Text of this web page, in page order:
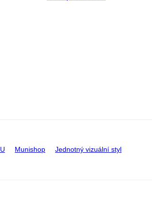
Munishop Jednotný vizuální styl